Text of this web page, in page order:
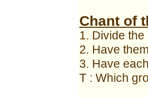
Chant of
1. Divide
2. Have
3. Have
T : Which